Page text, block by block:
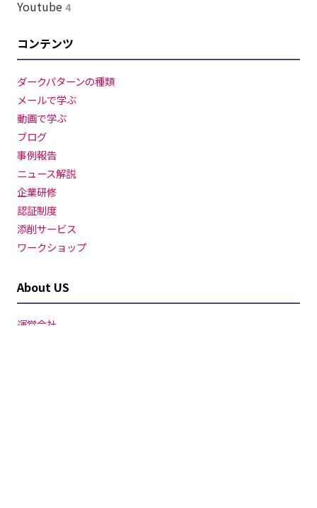
Youtube 4
コンテンツ
ダークパターンの種類
メールで学ぶ
動画で学ぶ
ブログ
事例報告
ニュース解説
企業研修
認証制度
添削サービス
ワークショップ
About US
運営会社